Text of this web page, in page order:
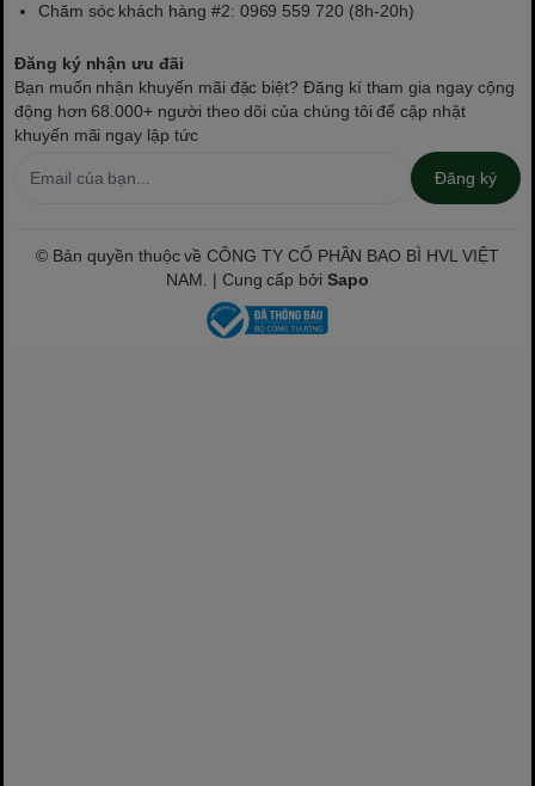
Chăm sóc khách hàng #2: 0969 559 720 (8h-20h)
Đăng ký nhận ưu đãi
Bạn muốn nhận khuyến mãi đặc biệt? Đăng kí tham gia ngay cộng
động hơn 68.000+ người theo dõi của chúng tôi để cập nhật
khuyến mãi ngay lập tức
Đăng ký
© Bản quyền thuộc về CÔNG TY CỔ PHẦN BAO BÌ HVL VIỆT
NAM. | Cung cấp bởiSapo